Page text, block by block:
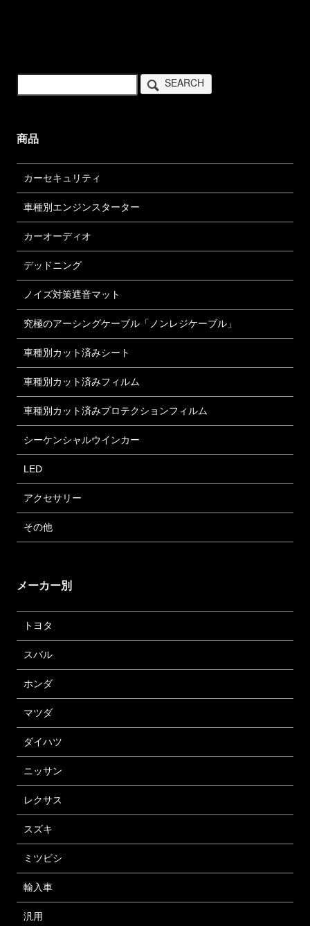
SEARCH
商品
カーセキュリティ
車種別エンジンスターター
カーオーディオ
デッドニング
ノイズ対策遮音マット
究極のアーシングケーブル「ノンレジケーブル」
車種別カット済みシート
車種別カット済みフィルム
車種別カット済みプロテクションフィルム
シーケンシャルウインカー
LED
アクセサリー
その他
メーカー別
トヨタ
スバル
ホンダ
マツダ
ダイハツ
ニッサン
レクサス
スズキ
ミツビシ
輸入車
汎用